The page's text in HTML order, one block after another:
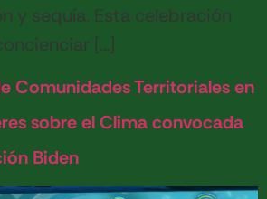
y sequía. Esta celebración
[…]
Comunidades Territoriales en
sobre el Clima convocada
Biden